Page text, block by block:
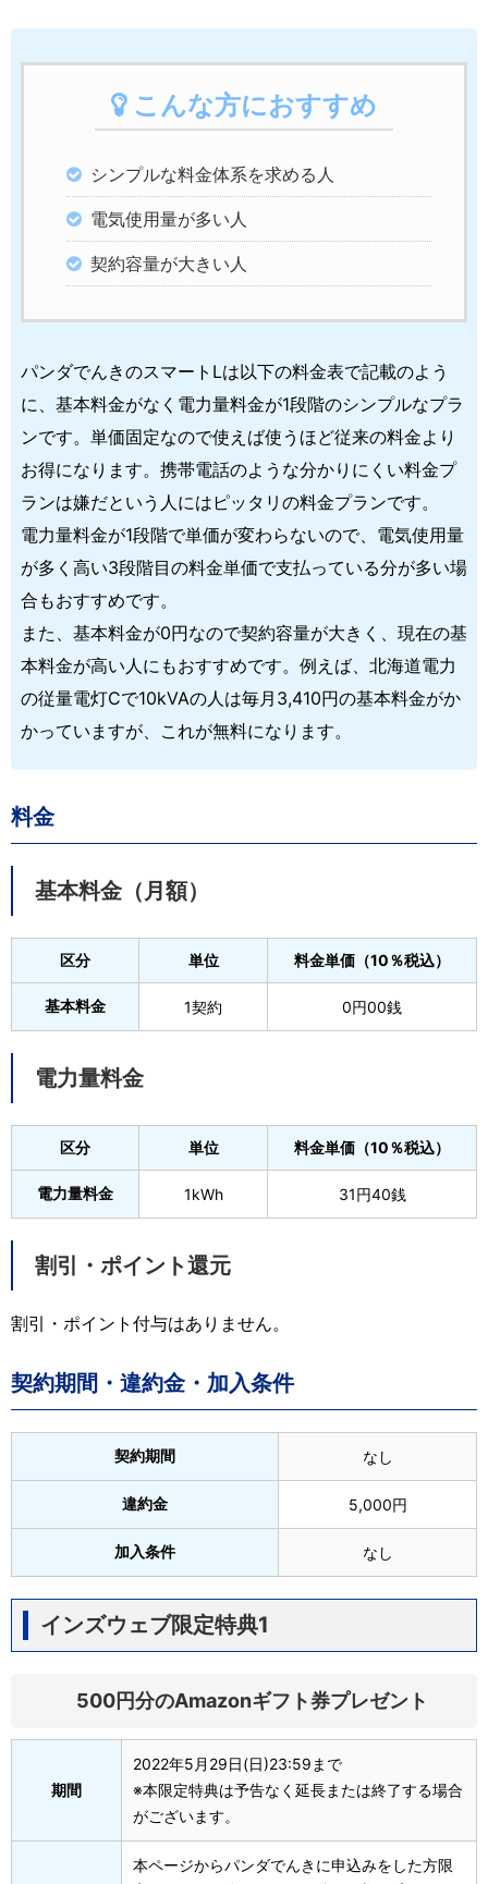
こんな方におすすめ
シンプルな料金体系を求める人
電気使用量が多い人
契約容量が大きい人
パンダでんきのスマートLは以下の料金表で記載のよう
に、基本料金がなく電力量料金が1段階のシンプルなプラ
ンです。単価固定なので使えば使うほど従来の料金より
お得になります。携帯電話のような分かりにくい料金プ
ランは嫌だという人にはピッタリの料金プランです。
電力量料金が1段階で単価が変わらないので、電気使用量
が多く高い3段階目の料金単価で支払っている分が多い場
合もおすすめです。
また、基本料金が0円なので契約容量が大きく、現在の基
本料金が高い人にもおすすめです。例えば、北海道電力
の従量電灯Cで10kVAの人は毎月3,410円の基本料金がか
かっていますが、これが無料になります。
料金
基本料金（月額）
区分 単位 料金単価（10％税込）
基本料金 1契約 0円00銭
電力量料金
区分 単位 料金単価（10％税込）
電力量料金 1kWh 31円40銭
割引・ポイント還元
割引・ポイント付与はありません。
契約期間・違約金・加入条件
契約期間 なし
違約金 5,000円
加入条件 なし
インズウェブ限定特典1
500円分のAmazonギフト券プレゼント
期間
2022年5月29日(日)23:59まで
※本限定特典は予告なく延長または終了する場合
がございます。
本ページからパンダでんきに申込みをした方限